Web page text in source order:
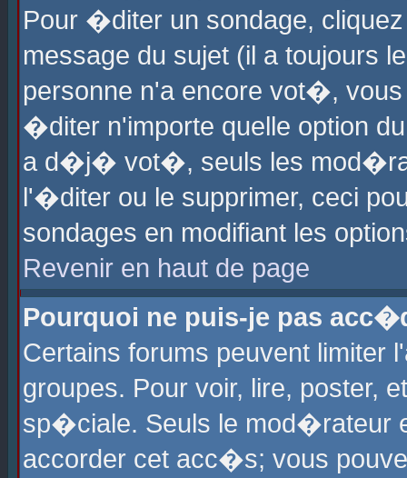
Pour �diter un sondage,
message du sujet (il a toujours
personne n'a encore vot�,
�diter n'importe quelle option
a d�j� vot�, seuls les
l'�diter ou le supprimer, ceci
sondages en modifiant les
Revenir en haut de page
Pourquoi ne puis-je pas
Certains forums peuvent
groupes. Pour voir, lire, poster,
sp�ciale. Seuls le mod�rateur
accorder cet acc�s; vous